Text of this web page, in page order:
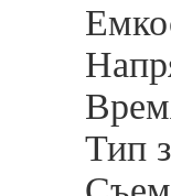
Тип